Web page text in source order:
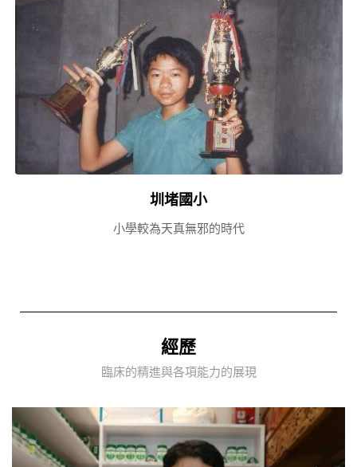
圳堵國小
小學較為天真無邪的時代
經歷
臨床的精進與各項能力的展現